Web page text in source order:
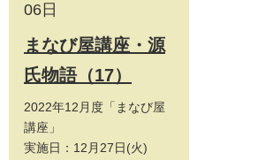
06日
まなび屋講座・源
氏物語（17）
2022年12月度「まなび屋
講座」
実施日：12月27日(火)